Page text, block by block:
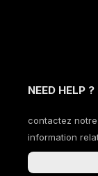
NEED HELP ?
contactez
information